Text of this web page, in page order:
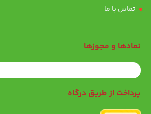
تماس با ما
نمادها و مجوزها
پرداخت از طریق درگاه